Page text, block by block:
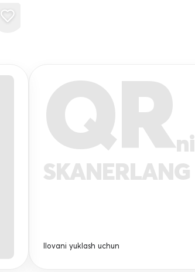
QRni
SKANERLANG
Ilovani yuklash uchun